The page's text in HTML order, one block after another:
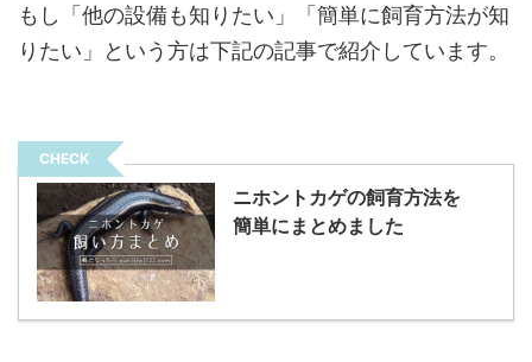
もし「他の設備も知りたい」「簡単に飼育方法が知
りたい」という方は下記の記事で紹介しています。
CHECK
ニホントカゲの飼育方法を
簡単にまとめました